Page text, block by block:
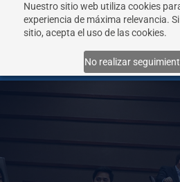
Nuestro sitio web utiliza cookies
experiencia de máxima relevancia.
sitio, acepta el uso de las cookies.
No realizar